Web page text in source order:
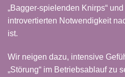
„Bagger-spielenden Knirps“
introvertierten Notwendigkeit
ist.
Wir neigen dazu, intensive
„Störung“ im Betriebsablauf zu